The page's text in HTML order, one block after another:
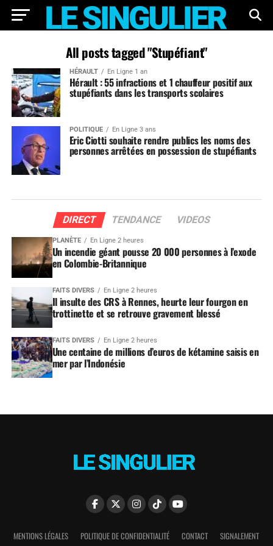
All posts tagged "Stupéfiant"
HÉRAULT En Ligne 1 an
Hérault : 55 infractions et 1 chauffeur positif aux
stupéfiants dans les transports scolaires
POLITIQUE En Ligne 3 ans
Eric Ciotti souhaite rendre publics les noms des
personnes arrêtées en possession de stupéfiants
DIRECT TENDANCE VIDEOS
PLANÈTE En Ligne 2 heures
Un incendie géant pousse 20 000 personnes à l’exode
en Colombie-Britannique
FAITS DIVERS En Ligne 2 heures
Il insulte des CRS à Rennes, heurte leur fourgon en
trottinette et se retrouve gravement blessé
FAITS DIVERS En Ligne 2 heures
Une centaine de millions d’euros de kétamine saisis en
mer par l’Indonésie
MENTIONS LÉGALES POLITIQUE DE CONFIDENTIALITÉ CONTACT SIGNALEMENT